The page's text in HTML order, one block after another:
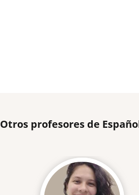
Otros profesores de